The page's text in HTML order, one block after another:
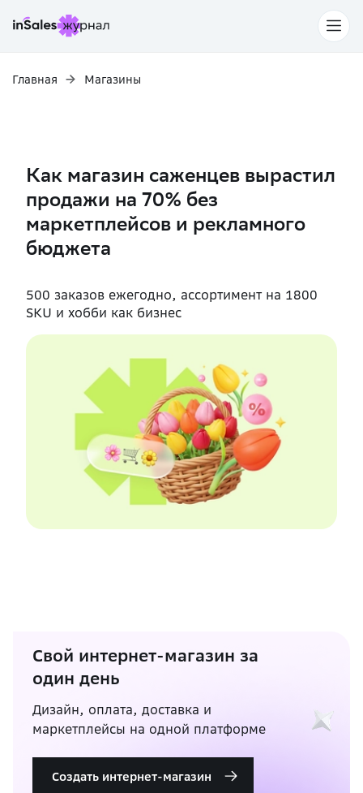
Главная Магазины
Как магазин саженцев вырастил
продажи на 70% без
маркетплейсов и рекламного
бюджета
500 заказов ежегодно, ассортимент на 1800
SKU и хобби как бизнес
Свой интернет-магазин за
один день
Дизайн, оплата, доставка и
маркетплейсы на одной платформе
Создать интернет-магазин